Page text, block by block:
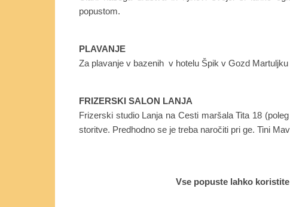
popustom.
PLAVANJE
Za plavanje v bazenih v hotelu Špik v Gozd
FRIZERSKI SALON LANJA
Frizerski studio Lanja na Cesti maršala Tita 18
storitve. Predhodno se je treba naročiti pri ge. Tini
Vse popuste lahko